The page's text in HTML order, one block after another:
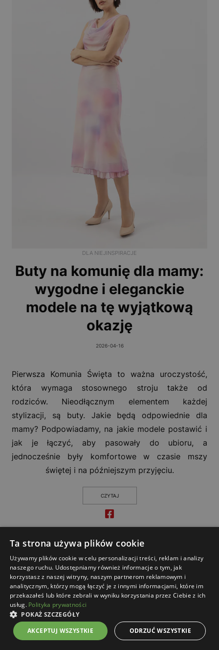
DLA NIEJINSPIRACJE
Buty na komunię dla mamy:
wygodne i eleganckie
modele na tę wyjątkową
okazję
2026-04-16
Pierwsza Komunia Święta to ważna uroczystość,
która wymaga stosownego stroju także od
rodziców. Nieodłącznym elementem każdej
stylizacji, są buty. Jakie będą odpowiednie dla
mamy? Podpowiadamy, na jakie modele postawić i
jak je łączyć, aby pasowały do ubioru, a
jednocześnie były komfortowe w czasie mszy
świętej i na późniejszym przyjęciu.
CZYTAJ
1 2 3
Ta strona używa plików cookie
Używamy plików cookie w celu personalizacji treści, reklam i analizy
naszego ruchu. Udostępniamy również informacje o tym, jak
korzystasz z naszej witryny, naszym partnerom reklamowym i
analitycznym, którzy mogą łączyć je z innymi informacjami, które im
przekazałeś lub które zebrali w wyniku korzystania przez Ciebie z ich
usług. Polityka prywatności
POKAŻ SZCZEGÓŁY
AKCEPTUJ WSZYSTKIE
ODRZUĆ WSZYSTKIE